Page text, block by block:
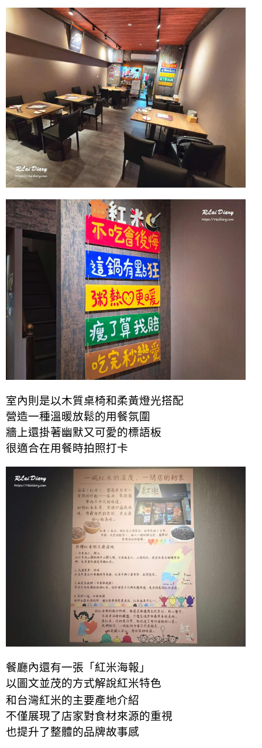
室內則是以木質桌椅和柔黃燈光搭配
營造一種溫暖放鬆的用餐氛圍
牆上還掛著幽默又可愛的標語板
很適合在用餐時拍照打卡
餐廳內還有一張「紅米海報」
以圖文並茂的方式解說紅米特色
和台灣紅米的主要產地介紹
不僅展現了店家對食材來源的重視
也提升了整體的品牌故事感